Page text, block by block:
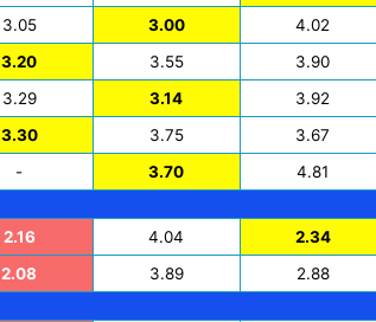
3.05 3.00 4.02
3.20 3.55 3.90
3.29 3.14 3.92
3.30 3.75 3.67
- 3.70 4.81
2.16 4.04 2.34
2.08 3.89 2.88